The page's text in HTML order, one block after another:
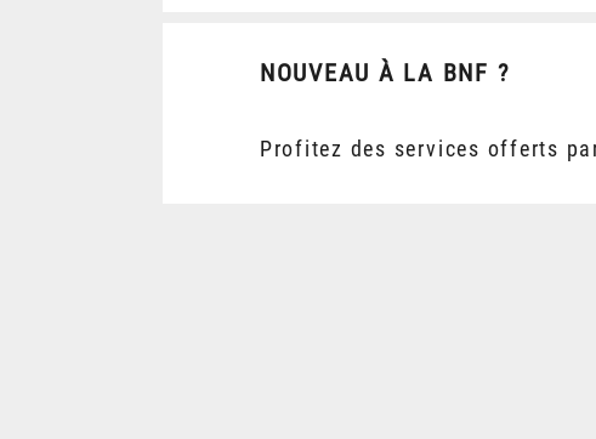
NOUVEAU À LA BNF ?
Profitez des services offerts